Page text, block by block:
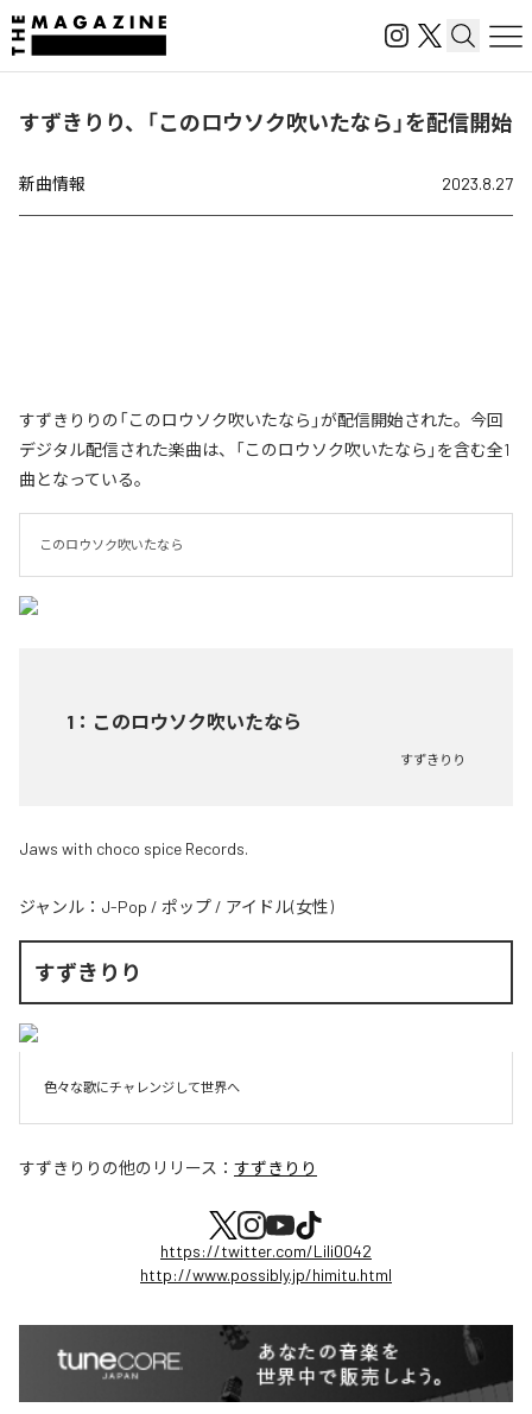
すずきりり、「このロウソク吹いたなら」を配信開始
新曲情報 2023.8.27
すずきりりの「このロウソク吹いたなら」が配信開始された。今回
デジタル配信された楽曲は、「このロウソク吹いたなら」を含む全1
曲となっている。
このロウソク吹いたなら
1 ： このロウソク吹いたなら
すずきりり
Jaws with choco spice Records.
ジャンル： J-Pop / ポップ / アイドル(女性)
すずきりり
色々な歌にチャレンジして世界へ
すずきりり の他のリリース： すずきりり
https://twitter.com/Lili0042
http://www.possibly.jp/himitu.html